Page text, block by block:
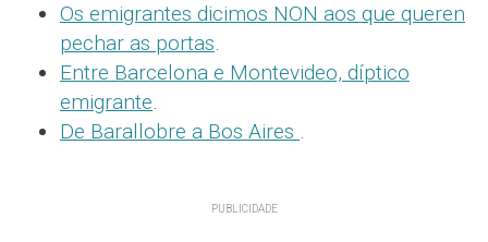
Os emigrantes dicimos NON aos que queren
pechar as portas.
Entre Barcelona e Montevideo, díptico
emigrante.
De Barallobre a Bos Aires .